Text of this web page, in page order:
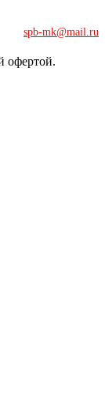
spb-mk@mail.ru
офертой.